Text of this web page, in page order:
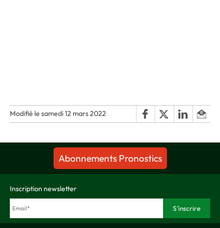
Modifié le samedi 12 mars 2022
Abonnements Pronostics
Inscription newsletter